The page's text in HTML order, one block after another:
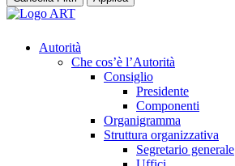
Autorità
Che cos’è l’Autorità
Consiglio
Presidente
Componenti
Organigramma
Struttura organizzativa
Segretario generale